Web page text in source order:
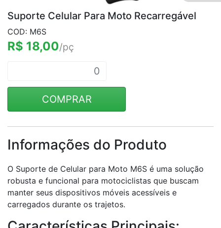
Suporte Celular Para Moto Recarregável
COD: M6S
R$ 18,00/pç
COMPRAR
Informações do Produto
O Suporte de Celular para Moto M6S é uma solução
robusta e funcional para motociclistas que buscam
manter seus dispositivos móveis acessíveis e
carregados durante os trajetos.​